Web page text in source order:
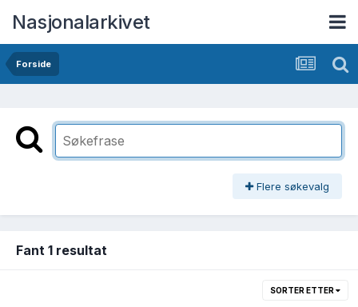
Nasjonalarkivet
Forside
Flere søkevalg
Fant 1 resultat
SORTER ETTER